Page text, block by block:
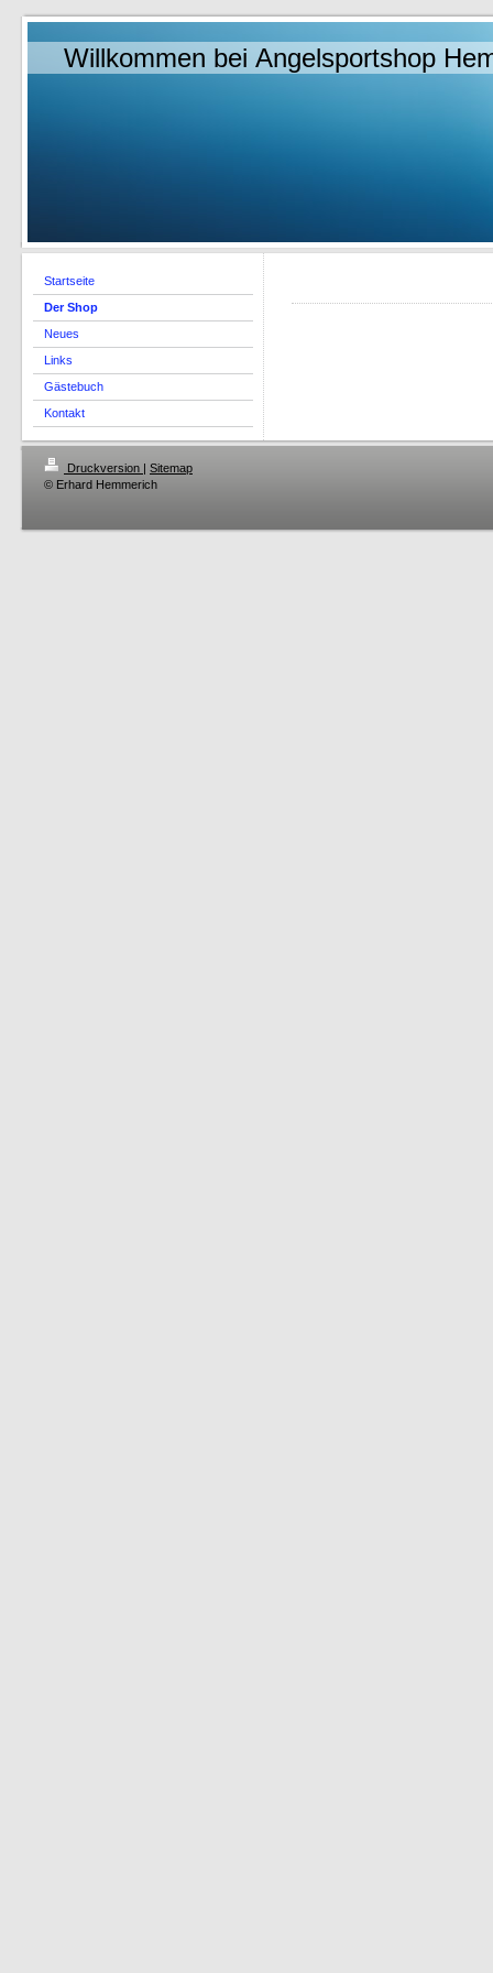
Willkommen bei Angelsportshop
Startseite
Der Shop
Neues
Links
Gästebuch
Kontakt
Druckversion | Sitemap
© Erhard Hemmerich